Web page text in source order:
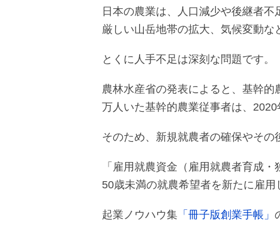
日本の農業は、人口減少や後継者不
厳しい山岳地帯の拡大、気候変動な
とくに人手不足は深刻な問題です。
農林水産省の発表によると、基幹
万人いた基幹的農業従事者は、
そのため、新規就農者の確保やその
「雇用就農資金（雇用就農者育成
50歳未満の就農希望者を新たに雇用
起業ノウハウ集 「冊子版創業手帳」